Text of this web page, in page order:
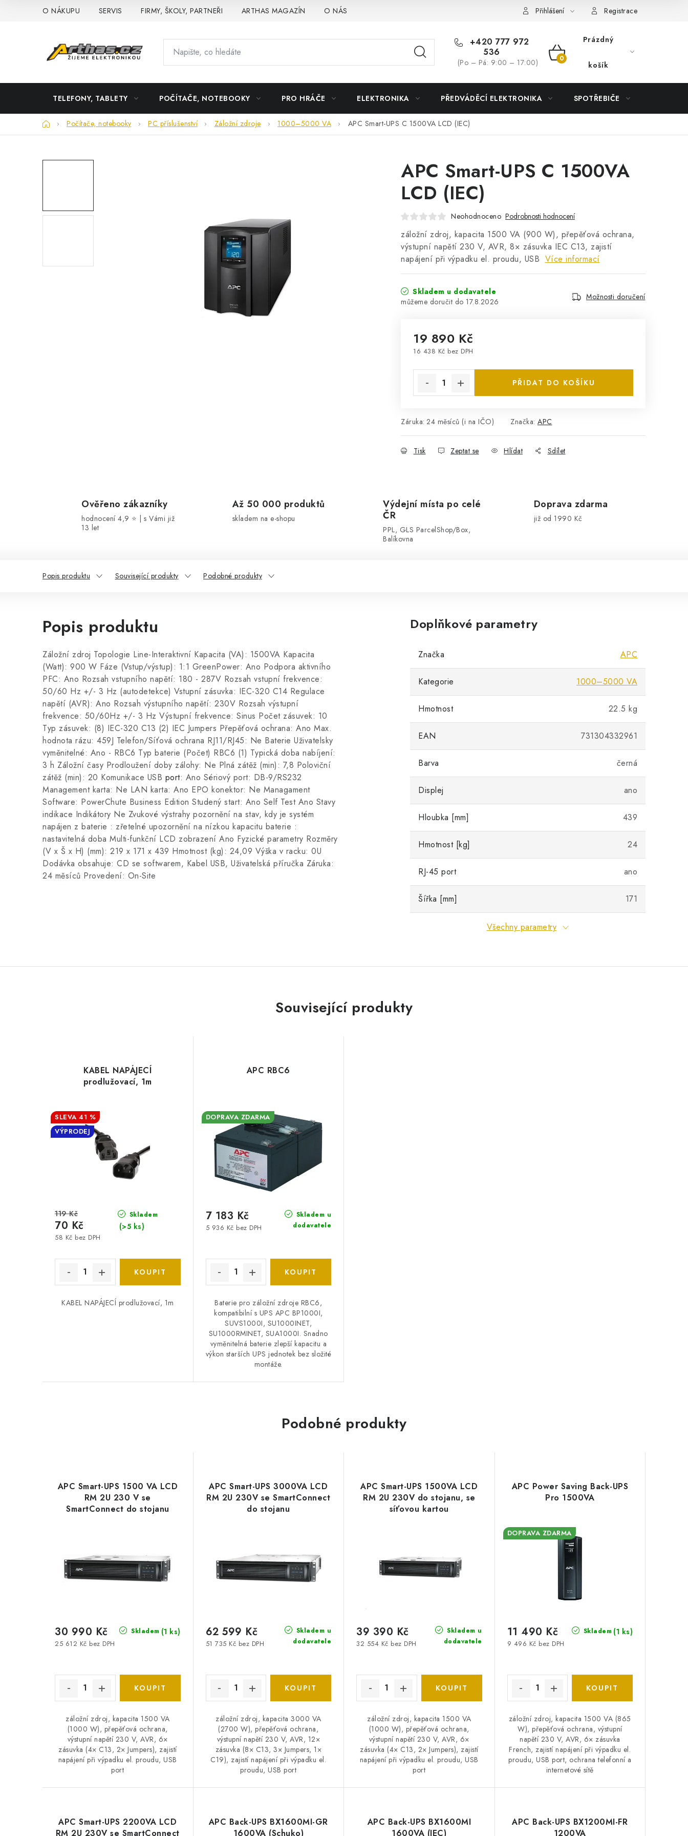
O NÁKUPU SERVIS FIRMY, ŠKOLY, PARTNEŘI ARTHAS MAGAZÍN O NÁS Přihlášení Registrace
+420 777 972
536
(Po – Pá: 9:00 – 17:00)
NÁKUPNÍ
Prázdný
košík
TELEFONY, TABLETY POČÍTAČE, NOTEBOOKY PRO HRÁČE ELEKTRONIKA PŘEDVÁDĚCÍ ELEKTRONIKA SPOTŘEBIČE
DomůPočítače, notebooky PC příslušenství Záložní zdroje 1000–5000 VA APC Smart-UPS C 1500VA LCD (IEC)
APC Smart-UPS C 1500VA
LCD (IEC)
Neohodnoceno Podrobnosti hodnocení
záložní zdroj, kapacita 1500 VA (900 W), přepěťová ochrana,
výstupní napětí 230 V, AVR, 8× zásuvka IEC C13, zajistí
napájení při výpadku el. proudu, USB Více informací
Skladem u dodavatele
17.8.2026
Možnosti doručení
19 890 Kč
16 438 Kč bez DPH
PŘIDAT DO KOŠÍKU
Záruka: 24 měsíců (i na IČO) Značka: APC
Tisk Zeptat se Hlídat Sdílet
Ověřeno zákazníky
hodnocení 4,9 ⭐ | s Vámi již
13 let
Až 50 000 produktů
skladem na e-shopu
Výdejní místa po celé
ČR
PPL, GLS ParcelShop/Box,
Balíkovna
Doprava zdarma
již od 1990 Kč
Popis produktu Související produkty Podobné produkty
Popis produktu
Záložní zdroj Topologie Line-Interaktivní Kapacita (VA): 1500VA Kapacita
(Watt): 900 W Fáze (Vstup/výstup): 1:1 GreenPower: Ano Podpora aktivního
PFC: Ano Rozsah vstupního napětí: 180 - 287V Rozsah vstupní frekvence:
50/60 Hz +/- 3 Hz (autodetekce) Vstupní zásuvka: IEC-320 C14 Regulace
napětí (AVR): Ano Rozsah výstupního napětí: 230V Rozsah výstupní
frekvence: 50/60Hz +/- 3 Hz Výstupní frekvence: Sinus Počet zásuvek: 10
Typ zásuvek: (8) IEC-320 C13 (2) IEC Jumpers Přepěťová ochrana: Ano Max.
hodnota rázu: 459J Telefon/Síťová ochrana RJ11/RJ45: Ne Baterie Uživatelsky
vyměnitelné: Ano - RBC6 Typ baterie (Počet) RBC6 (1) Typická doba nabíjení:
3 h Záložní časy Prodloužení doby zálohy: Ne Plná zátěž (min): 7,8 Poloviční
zátěž (min): 20 Komunikace USB port: Ano Sériový port: DB-9/RS232
Management karta: Ne LAN karta: Ano EPO konektor: Ne Managament
Software: PowerChute Business Edition Studený start: Ano Self Test Ano Stavy
indikace Indikátory Ne Zvukové výstrahy pozornění na stav, kdy je systém
napájen z baterie : zřetelné upozornění na nízkou kapacitu baterie :
nastavitelná doba Multi-funkční LCD zobrazení Ano Fyzické parametry Rozměry
(V x Š x H) (mm): 219 x 171 x 439 Hmotnost (kg): 24,09 Výška v racku: 0U
Dodávka obsahuje: CD se softwarem, Kabel USB, Uživatelská příručka Záruka:
24 měsíců Provedení: On-Site
Doplňkové parametry
Značka APC
Kategorie 1000–5000 VA
Hmotnost 22.5 kg
EAN 731304332961
Barva černá
Displej ano
Hloubka [mm] 439
Hmotnost [kg] 24
RJ-45 port ano
Šířka [mm] 171
Všechny parametry
Související produkty
KABEL NAPÁJECÍ
prodlužovací, 1m
41 %
VÝPRODEJ
Skladem
(>5 ks)
58 Kč bez DPH
70 Kč
119 Kč
KABEL NAPÁJECÍ prodlužovací, 1m
APC RBC6
DOPRAVA ZDARMA
Skladem u
dodavatele
5 936 Kč bez DPH
7 183 Kč
Baterie pro záložní zdroje RBC6,
kompatibilní s UPS APC BP1000I,
SUVS1000I, SU1000INET,
SU1000RMINET, SUA1000I. Snadno
vyměnitelná baterie zlepší kapacitu a
výkon starších UPS jednotek bez složité
montáže.
Podobné produkty
APC Smart-UPS 1500 VA LCD
RM 2U 230 V se
SmartConnect do stojanu
Skladem (1 ks)
25 612 Kč bez DPH
30 990 Kč
záložní zdroj, kapacita 1500 VA
(1000 W), přepěťová ochrana,
výstupní napětí 230 V, AVR, 6×
zásuvka (4× C13, 2× Jumpers), zajistí
napájení při výpadku el. proudu, USB
port
APC Smart-UPS 3000VA LCD
RM 2U 230V se SmartConnect
do stojanu
Skladem u
dodavatele
51 735 Kč bez DPH
62 599 Kč
záložní zdroj, kapacita 3000 VA
(2700 W), přepěťová ochrana,
výstupní napětí 230 V, AVR, 12×
zásuvka (8× C13, 3× Jumpers, 1×
C19), zajistí napájení při výpadku el.
proudu, USB port
APC Smart-UPS 1500VA LCD
RM 2U 230V do stojanu, se
síťovou kartou
Skladem u
dodavatele
32 554 Kč bez DPH
39 390 Kč
záložní zdroj, kapacita 1500 VA
(1000 W), přepěťová ochrana,
výstupní napětí 230 V, AVR, 6×
zásuvka (4× C13, 2× Jumpers), zajistí
napájení při výpadku el. proudu, USB
port
APC Power Saving Back-UPS
Pro 1500VA
DOPRAVA ZDARMA
Skladem (1 ks)
9 496 Kč bez DPH
11 490 Kč
záložní zdroj, kapacita 1500 VA (865
W), přepěťová ochrana, výstupní
napětí 230 V, AVR, 6× zásuvka
French, zajistí napájení při výpadku el.
proudu, USB port, ochrana telefonní a
internetové sítě
APC Smart-UPS 2200VA LCD
RM 2U 230V se SmartConnect
APC Back-UPS BX1600MI-GR
1600VA (Schuko)
APC Back-UPS BX1600MI
1600VA (IEC)
APC Back-UPS BX1200MI-FR
1200VA